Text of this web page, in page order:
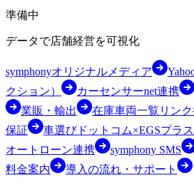
準備中
データで店舗経営を可視化
symphonyオリジナルメディア
クション）
カーセンサーnet連携
業販・輸出
在庫車両一覧リン
保証
車選びドットコム×EGSプラス
オートローン連携
symphony SMS
料金案内
導入の流れ・サポート